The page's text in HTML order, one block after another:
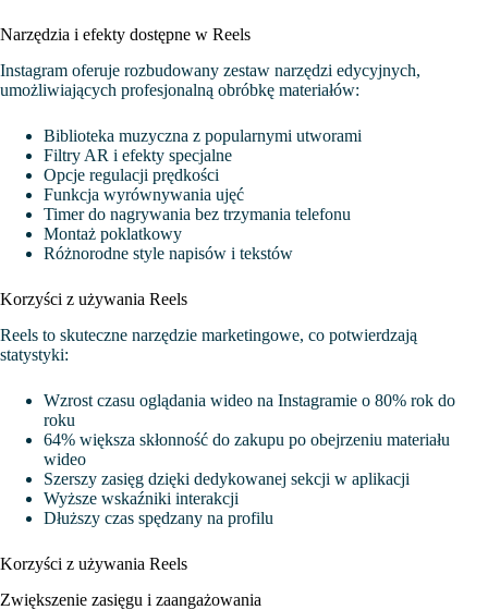
Narzędzia i efekty dostępne w Reels
Instagram oferuje rozbudowany zestaw narzędzi edycyjnych,
umożliwiających profesjonalną obróbkę materiałów:
Biblioteka muzyczna z popularnymi utworami
Filtry AR i efekty specjalne
Opcje regulacji prędkości
Funkcja wyrównywania ujęć
Timer do nagrywania bez trzymania telefonu
Montaż poklatkowy
Różnorodne style napisów i tekstów
Korzyści z używania Reels
Reels to skuteczne narzędzie marketingowe, co potwierdzają
statystyki:
Wzrost czasu oglądania wideo na Instagramie o 80% rok do
roku
64% większa skłonność do zakupu po obejrzeniu materiału
wideo
Szerszy zasięg dzięki dedykowanej sekcji w aplikacji
Wyższe wskaźniki interakcji
Dłuższy czas spędzany na profilu
Korzyści z używania Reels
Zwiększenie zasięgu i zaangażowania